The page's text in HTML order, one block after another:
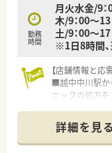
■15分単位で受
隙間時間で効率
【こんな方が活
ランのスタッフ
■ワークライフ
考える多くの
■患者様とのコ
やりがいを見出
勤務
時間
月火水金/9
木/9：00～
土/9：00～
※1日8時間
【店舗情報と応
■越中中川駅か
ニックの処方を
ち着いて業務に
■薬剤師3名と
置で日々の業
詳細を見る